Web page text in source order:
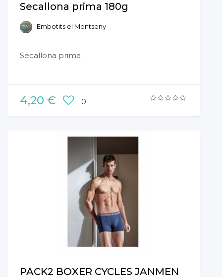
Secallona prima 180g
Embotits el Montseny
Secallona prima
4,20 € 0
PACK2 BOXER CYCLES JANMEN